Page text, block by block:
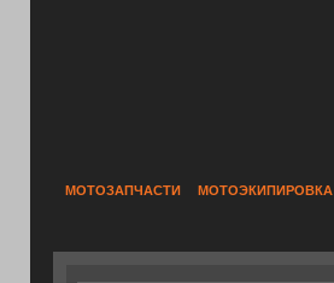
МОТОЗАПЧАСТИ МОТОЭКИПИРОВКА